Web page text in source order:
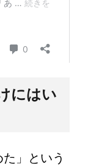
にはい
」という